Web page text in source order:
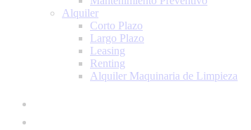
Alquiler
Corto Plazo
Largo Plazo
Leasing
Renting
Alquiler Maquinaria de Limpieza